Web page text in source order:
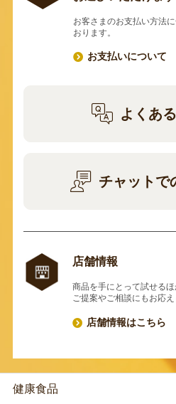
お客さまのお支払い方法
おります。
お支払いについて
よくあ
チャットで
店舗情報
商品を手にとって試せる
ご提案やご相談にもお応え
店舗情報はこちら
健康食品